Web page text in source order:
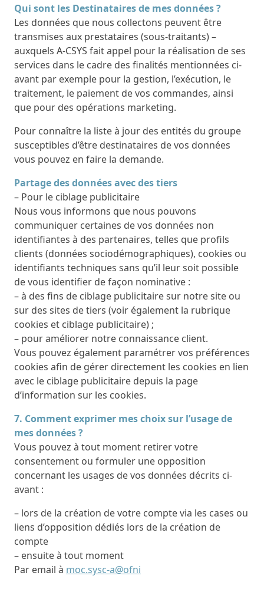
Qui sont les Destinataires de mes données ?
Les données que nous collectons peuvent être
transmises aux prestataires (sous-traitants) –
auxquels A-CSYS fait appel pour la réalisation de ses
services dans le cadre des finalités mentionnées ci-
avant par exemple pour la gestion, l’exécution, le
traitement, le paiement de vos commandes, ainsi
que pour des opérations marketing.
Pour connaître la liste à jour des entités du groupe
susceptibles d’être destinataires de vos données
vous pouvez en faire la demande.
Partage des données avec des tiers
– Pour le ciblage publicitaire
Nous vous informons que nous pouvons
communiquer certaines de vos données non
identifiantes à des partenaires, telles que profils
clients (données sociodémographiques), cookies ou
identifiants techniques sans qu’il leur soit possible
de vous identifier de façon nominative :
– à des fins de ciblage publicitaire sur notre site ou
sur des sites de tiers (voir également la rubrique
cookies et ciblage publicitaire) ;
– pour améliorer notre connaissance client.
Vous pouvez également paramétrer vos préférences
cookies afin de gérer directement les cookies en lien
avec le ciblage publicitaire depuis la page
d’information sur les cookies.
7. Comment exprimer mes choix sur l’usage de
mes données ?
Vous pouvez à tout moment retirer votre
consentement ou formuler une opposition
concernant les usages de vos données décrits ci-
avant :
– lors de la création de votre compte via les cases ou
liens d’opposition dédiés lors de la création de
compte
– ensuite à tout moment
Par email à moc.sysc-a@ofni